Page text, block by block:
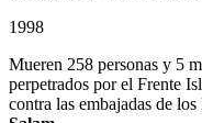
1998
Mueren 258 personas y 5
perpetrados por el Frente
contra las embajadas de